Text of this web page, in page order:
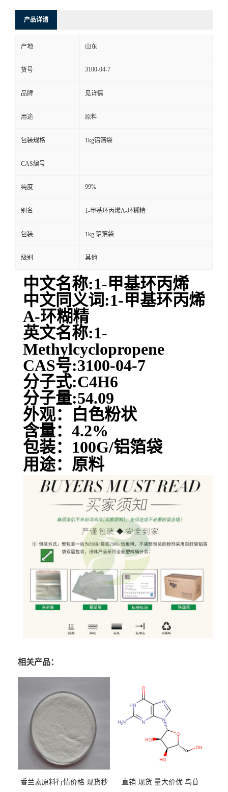
产品详请
产地 山东
货号 3100-04-7
品牌 见详情
用途 原料
包装规格 1kg铝箔袋
CAS编号
纯度 99%
别名 1-甲基环丙烯Α-环糊精
包装 1kg 铝箔袋
级别 其他
中文名称:1-甲基环丙烯
中文同义词:1-甲基环丙烯
Α-环糊精
英文名称:1-
Methylcyclopropene
CAS号:3100-04-7
分子式:C4H6
分子量:54.09
外观：白色粉状
含量：4.2%
包装：100G/铝箔袋
用途：原料
相关产品：
香兰素原料行情价格 现货秒
直销 现货 量大价优 鸟苷